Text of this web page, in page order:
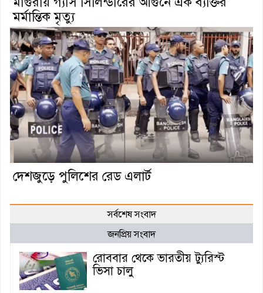
মর্মান্তিক মৃত্যু
দেশজুড়ে পুলিশের রেড এলার্ট
সর্বশেষ সংবাদ
জনপ্রিয় সংবাদ
রোববার থেকে ভারতীয় ট্যুরিস্ট
ভিসা চালু